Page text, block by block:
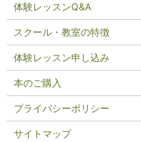
体験レッスンQ&A
スクール・教室の特徴
体験レッスン申し込み
本のご購入
プライバシーポリシー
サイトマップ